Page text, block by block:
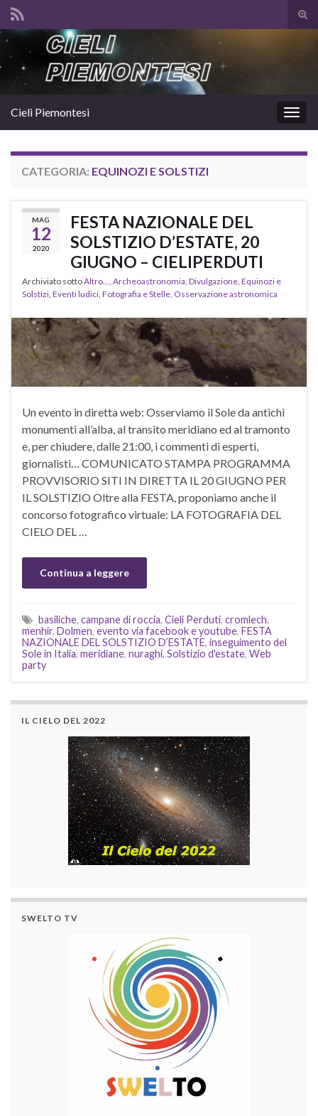
il
Search for:
la
Cieli Piemontesi
CATEGORIA: EQUINOZI E SOLSTIZI
MAG
12
2020
FESTA NAZIONALE DEL
SOLSTIZIO D’ESTATE, 20
GIUGNO – CIELIPERDUTI
Archiviato sottoAltro..., Archeoastronomia, Divulgazione, Equinozi e
Solstizi, Eventi ludici, Fotografia e Stelle, Osservazione astronomica
Un evento in diretta web: Osserviamo il Sole da antichi
monumenti all’alba, al transito meridiano ed al tramonto
e, per chiudere, dalle 21:00, i commenti di esperti,
giornalisti… COMUNICATO STAMPA PROGRAMMA
PROVVISORIO SITI IN DIRETTA IL 20 GIUGNO PER
IL SOLSTIZIO Oltre alla FESTA, proponiamo anche il
concorso fotografico virtuale: LA FOTOGRAFIA DEL
CIELO DEL …
Continua a leggere
basiliche, campane di roccia, Cieli Perduti, cromlech.
menhir, Dolmen, evento via facebook e youtube, FESTA
NAZIONALE DEL SOLSTIZIO D’ESTATE, inseguimento del
Sole in Italia, meridiane, nuraghi, Solstizio d'estate, Web
party
IL CIELO DEL 2022
SWELTO TV